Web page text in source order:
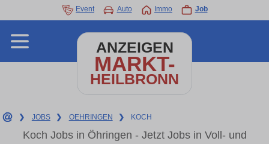
Event Auto Immo Job
ANZEIGEN
MARKT-
HEILBRONN
❯ JOBS ❯ OEHRINGEN ❯ KOCH
Koch Jobs in Öhringen - Jetzt Jobs in Voll- und